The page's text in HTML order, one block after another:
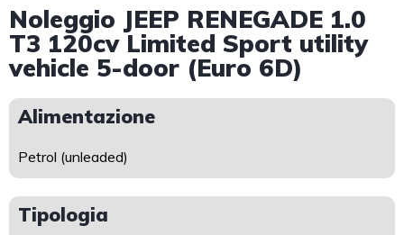
Noleggio JEEP RENEGADE 1.0
T3 120cv Limited Sport utility
vehicle 5-door (Euro 6D)
Alimentazione
Petrol (unleaded)
Tipologia